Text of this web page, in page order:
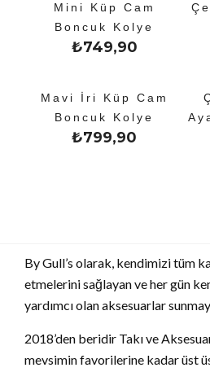
Mini Küp Cam
Boncuk Kolye
₺749,90
Mavi İri Küp Cam
Boncuk Kolye
₺799,90
By Gull’s olarak, kendimizi tüm
etmelerini sağlayan ve her gün
yardımcı olan aksesuarlar
2018’den beridir Takı ve
mevsimin favorilerine kadar üst